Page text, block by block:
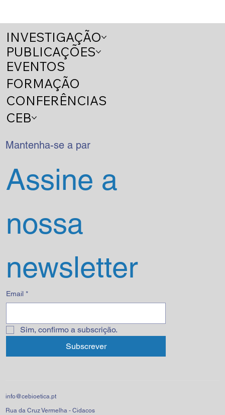
INVESTIGAÇÃO
PUBLICAÇÕES
EVENTOS
FORMAÇÃO
CONFERÊNCIAS
CEB
Mantenha-se a par
Assine a
nossa
newsletter
Email *
Sim, confirmo a subscrição.
Subscrever
info@cebioetica.pt
Rua da Cruz Vermelha - Cidacos